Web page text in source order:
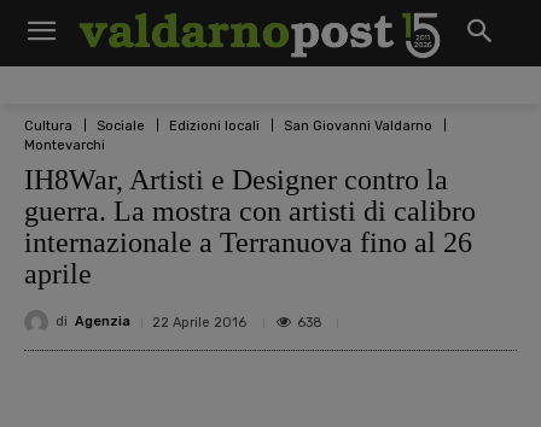
Cultura Sociale Edizioni locali
San Giovanni Valdarno
Montevarchi
IH8War, Artisti e Designer contro la
guerra. La mostra con artisti di calibro
internazionale a Terranuova fino al 26
aprile
di Agenzia 22 Aprile 2016 638